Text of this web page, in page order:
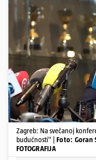
Zagreb: Na svečanoj
budućnosti" | Foto: Goran
FOTOGRAFIJA